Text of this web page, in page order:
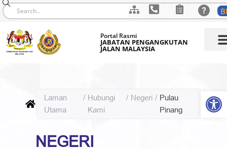
to
content
Portal Rasmi
JABATAN PENGANGKUTAN
JALAN MALAYSIA
Laman
Utama
/ Hubungi
Kami
/ Negeri / Pulau
Pinang
NEGERI